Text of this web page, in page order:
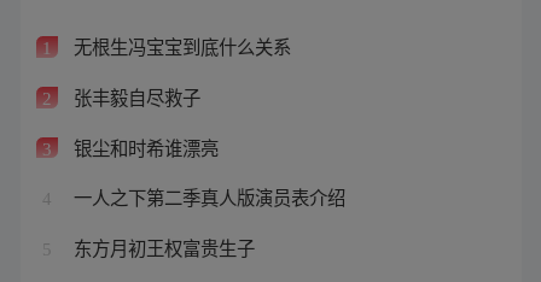
1 无根生冯宝宝到底什么关系
2 张丰毅自尽救子
3 银尘和时希谁漂亮
4 一人之下第二季真人版演员表介绍
5 东方月初王权富贵生子